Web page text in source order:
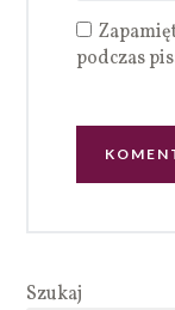
podczas
Szukaj